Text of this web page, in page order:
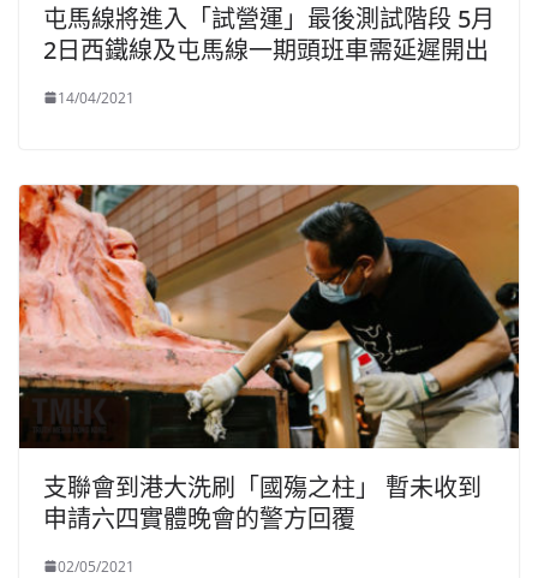
屯馬線將進入「試營運」最後測試階段 5月
2日西鐵線及屯馬線一期頭班車需延遲開出
14/04/2021
支聯會到港大洗刷「國殤之柱」 暫未收到
申請六四實體晚會的警方回覆
02/05/2021